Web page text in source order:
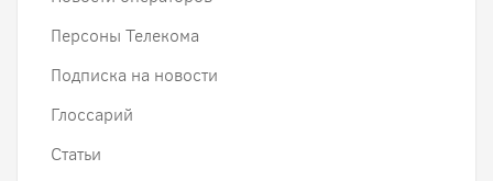
Персоны Телекома
Подписка на новости
Глоссарий
Статьи